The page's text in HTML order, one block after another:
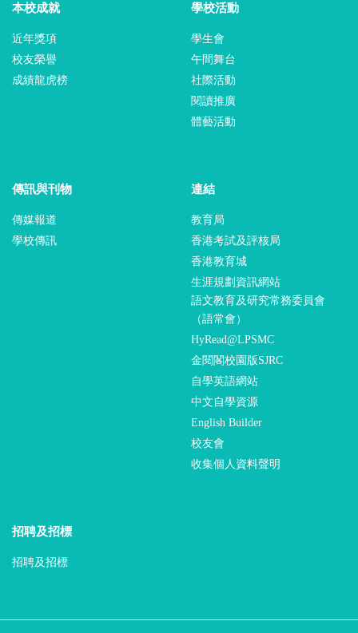
本校成就
近年獎項
校友榮譽
成績龍虎榜
學校活動
學生會
午間舞台
社際活動
閱讀推廣
體藝活動
傳訊與刊物
傳媒報道
學校傳訊
連結
教育局
香港考試及評核局
香港教育城
生涯規劃資訊網站
語文教育及研究常務委員會
（語常會）
HyRead@LPSMC
金閱閣校園版SJRC
自學英語網站
中文自學資源
English Builder
校友會
收集個人資料聲明
招聘及招標
招聘及招標